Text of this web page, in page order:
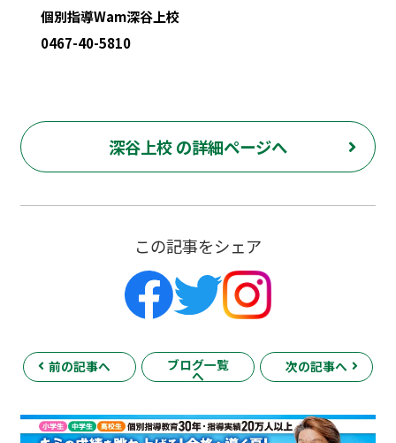
個別指導Wam深谷上校
0467-40-5810
深谷上校 の詳細ページへ
この記事をシェア
前の記事へ ブログ一覧
へ
次の記事へ